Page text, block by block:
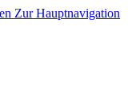
Zur Hauptnavigation